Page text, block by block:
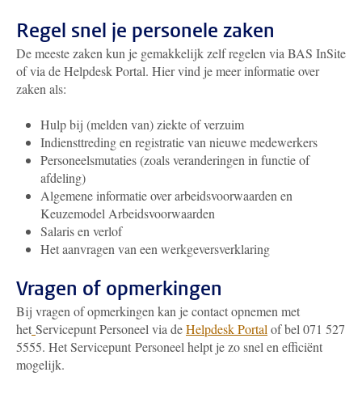
Regel snel je personele zaken
De meeste zaken kun je gemakkelijk zelf regelen via BAS InSite
of via de Helpdesk Portal. Hier vind je meer informatie over
zaken als:
Hulp bij (melden van) ziekte of verzuim
Indiensttreding en registratie van nieuwe medewerkers
Personeelsmutaties (zoals veranderingen in functie of
afdeling)
Algemene informatie over arbeidsvoorwaarden en
Keuzemodel Arbeidsvoorwaarden
Salaris en verlof
Het aanvragen van een werkgeversverklaring
Vragen of opmerkingen
Bij vragen of opmerkingen kan je contact opnemen met
het Servicepunt Personeel via deHelpdesk Portal of bel 071 527
5555. Het Servicepunt Personeel helpt je zo snel en efficiënt
mogelijk.